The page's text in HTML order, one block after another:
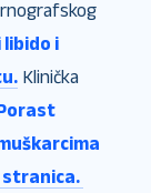
libido i
Klinička
stranica.